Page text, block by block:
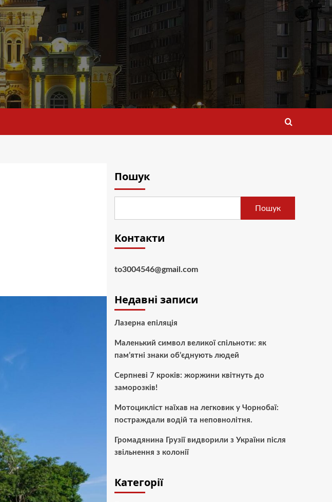
Пошук
Пошук
Контакти
to3004546@gmail.com
Недавні записи
Лазерна епіляція
Маленький символ великої спільноти: як
пам’ятні знаки об’єднують людей
Серпневі 7 кроків: жоржини квітнуть до
заморозків!
Мотоцикліст наїхав на легковик у Чорнобаї:
постраждали водій та неповнолітня.
Громадянина Грузії видворили з України після
звільнення з колонії
Категорії